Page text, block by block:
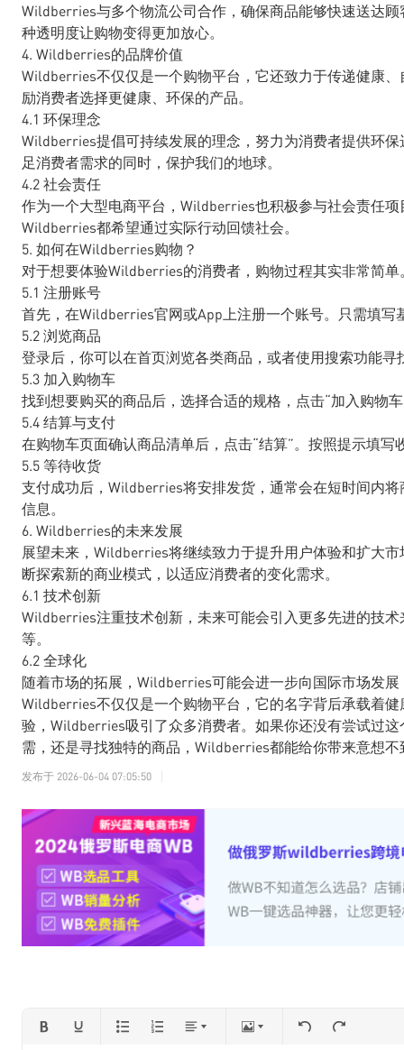
Wildberries与多个物流公司合作，确保商品能够快速送达
种透明度让购物变得更加放心。
4. Wildberries的品牌价值
Wildberries不仅仅是一个购物平台，它还致力于传递健康
励消费者选择更健康、环保的产品。
4.1 环保理念
Wildberries提倡可持续发展的理念，努力为消费者提供环
足消费者需求的同时，保护我们的地球。
4.2 社会责任
作为一个大型电商平台，Wildberries也积极参与社会责任
Wildberries都希望通过实际行动回馈社会。
5. 如何在Wildberries购物？
对于想要体验Wildberries的消费者，购物过程其实非常简
5.1 注册账号
首先，在Wildberries官网或App上注册一个账号。只需填写
5.2 浏览商品
登录后，你可以在首页浏览各类商品，或者使用搜索功能寻
5.3 加入购物车
找到想要购买的商品后，选择合适的规格，点击“加入购物
5.4 结算与支付
在购物车页面确认商品清单后，点击“结算”。按照提示填
5.5 等待收货
支付成功后，Wildberries将安排发货，通常会在短时间内
信息。
6. Wildberries的未来发展
展望未来，Wildberries将继续致力于提升用户体验和扩大
断探索新的商业模式，以适应消费者的变化需求。
6.1 技术创新
Wildberries注重技术创新，未来可能会引入更多先进的技
等。
6.2 全球化
随着市场的拓展，Wildberries可能会进一步向国际市场发
Wildberries不仅仅是一个购物平台，它的名字背后承载着
验，Wildberries吸引了众多消费者。如果你还没有尝试过
需，还是寻找独特的商品，Wildberries都能给你带来意想不
发布于 2026-06-04 07:05:50